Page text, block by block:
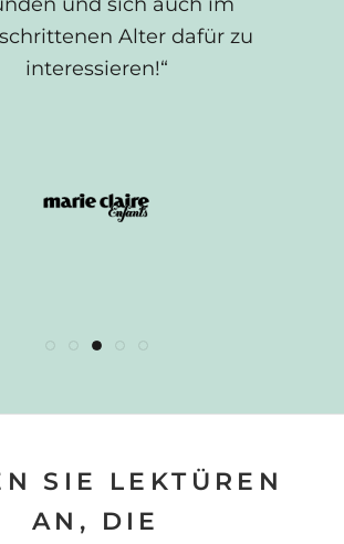
Alter dafür zu
interessieren!“
SIE LEKTÜREN
AN, DIE